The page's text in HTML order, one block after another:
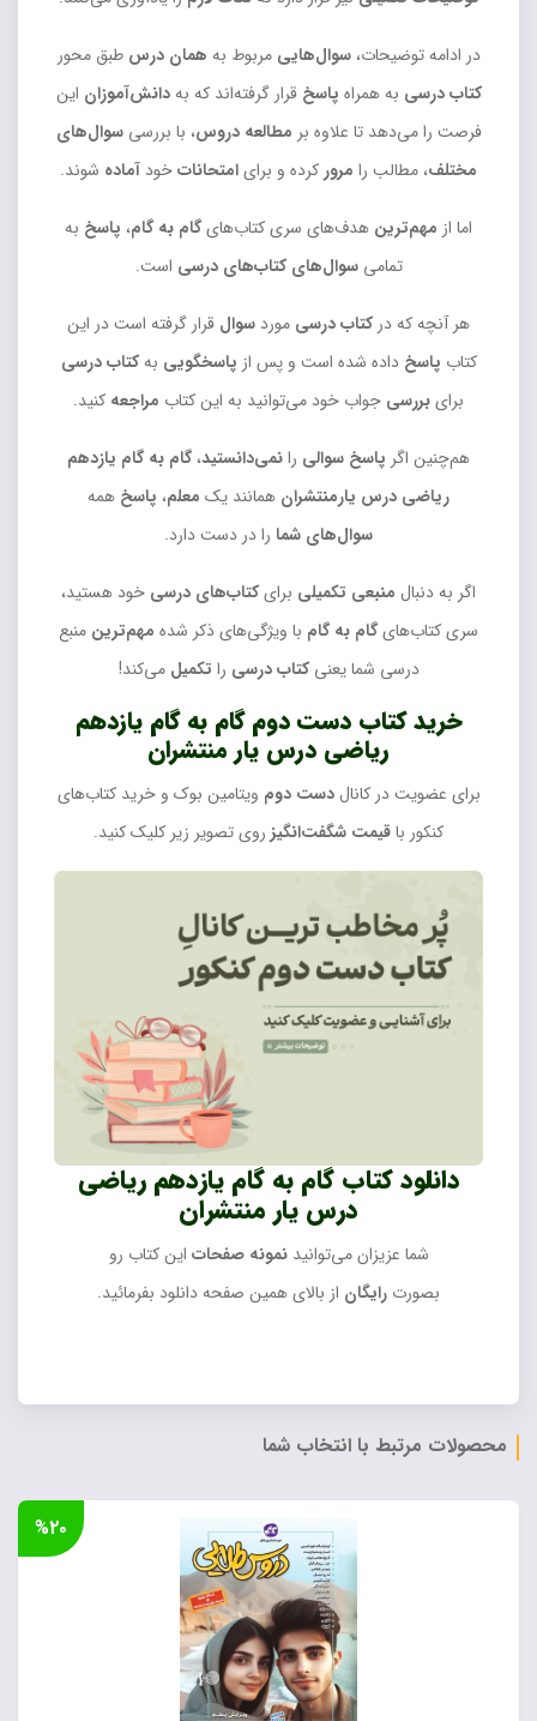
در ادامه توضیحات،سوال‌هایی مربوط به همان درس طبق محور
کتاب درسی به همراه پاسخ قرار گرفته‌اند که بهدانش‌آموزان این
فرصت را می‌دهد تا علاوه بر مطالعه دروس، با بررسیسوال‌های
مختلف، مطالب را مرور کرده و برایامتحاناتخود آماده شوند.
اما از مهم‌ترین هدف‌های سری کتاب‌هایگام به گام، پاسخ به
تمامیسوال‌های کتاب‌های درسی است.
هر آنچه که درکتاب درسی مورد سوال قرار گرفته است در این
کتاب پاسخ داده شده است و پس از پاسخگویی بهکتاب درسی
برایبررسی جواب خود می‌توانید به این کتاب مراجعه کنید.
هم‌چنین اگر پاسخ سوالی رانمی‌دانستید،گام به گام یازدهم
ریاضی درس یارمنتشران همانند یک معلم، پاسخ همه
سوال‌های شما را در دست دارد.
اگر به دنبال منبعی تکمیلی برایکتاب‌های درسی خود هستید،
سری کتاب‌هایگام به گام با ویژگی‌های ذکر شده مهم‌ترین منبع
درسی شما یعنیکتاب درسی را تکمیل می‌کند!
خرید کتاب دست دوم گام به گام یازدهم
ریاضی درس یار منتشران
برای عضویت در کانالدست دوم ویتامین بوک و خرید کتاب‌های
کنکور باقیمت شگفت‌انگیز روی تصویر زیر کلیک کنید.
دانلود کتاب گام به گام یازدهم ریاضی
درس یار منتشران
شما عزیزان می‌توانیدنمونه صفحات این کتاب رو
بصورت رایگان از بالای همین صفحه دانلود بفرمائید.
محصولات مرتبط با انتخاب شما
%۲۰